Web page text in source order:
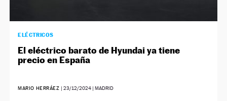
ELÉCTRICOS
El eléctrico barato de Hyundai ya tiene
precio en España
MARIO HERRÁEZ |23/12/2024 | MADRID